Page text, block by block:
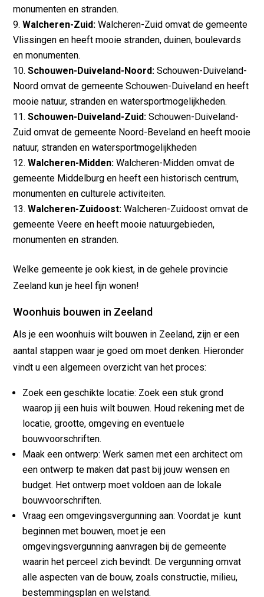
monumenten en stranden.
Walcheren-Zuid: Walcheren-Zuid omvat de gemeente
Vlissingen en heeft mooie stranden, duinen, boulevards
en monumenten.
Schouwen-Duiveland-Noord: Schouwen-Duiveland-
Noord omvat de gemeente Schouwen-Duiveland en heeft
mooie natuur, stranden en watersportmogelijkheden.
Schouwen-Duiveland-Zuid: Schouwen-Duiveland-
Zuid omvat de gemeente Noord-Beveland en heeft mooie
natuur, stranden en watersportmogelijkheden
Walcheren-Midden: Walcheren-Midden omvat de
gemeente Middelburg en heeft een historisch centrum,
monumenten en culturele activiteiten.
Walcheren-Zuidoost: Walcheren-Zuidoost omvat de
gemeente Veere en heeft mooie natuurgebieden,
monumenten en stranden.
Welke gemeente je ook kiest, in de gehele provincie
Zeeland kun je heel fijn wonen!
Woonhuis bouwen in Zeeland
Als je een woonhuis wilt bouwen in Zeeland, zijn er een
aantal stappen waar je goed om moet denken. Hieronder
vindt u een algemeen overzicht van het proces:
Zoek een geschikte locatie: Zoek een stuk grond
waarop jij een huis wilt bouwen. Houd rekening met de
locatie, grootte, omgeving en eventuele
bouwvoorschriften.
Maak een ontwerp: Werk samen met een architect om
een ontwerp te maken dat past bij jouw wensen en
budget. Het ontwerp moet voldoen aan de lokale
bouwvoorschriften.
Vraag een omgevingsvergunning aan: Voordat je kunt
beginnen met bouwen, moet je een
omgevingsvergunning aanvragen bij de gemeente
waarin het perceel zich bevindt. De vergunning omvat
alle aspecten van de bouw, zoals constructie, milieu,
bestemmingsplan en welstand.